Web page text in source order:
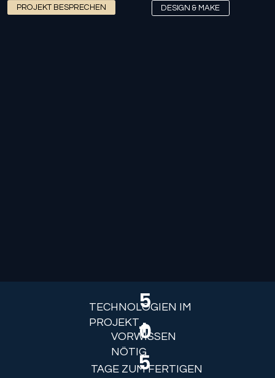
PROJEKT BESPRECHEN DESIGN & MAKE
0
VORWISSEN
NÖTIG
5
TAGE ZUM FERTIGEN
5
+
TECHNOLOGIEN IM
PROJEKT